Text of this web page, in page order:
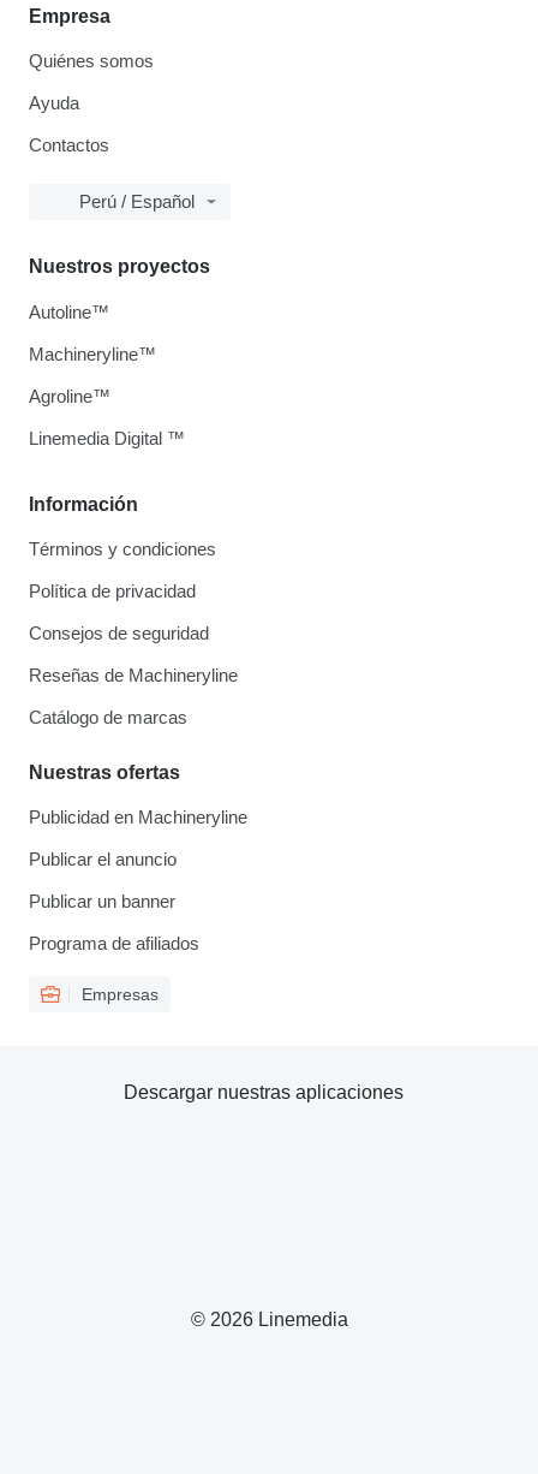
Empresa
Quiénes somos
Ayuda
Contactos
Perú / Español
Información
Términos y condiciones
Política de privacidad
Consejos de seguridad
Reseñas de Machineryline
Catálogo de marcas
Nuestras ofertas
Publicidad en Machineryline
Publicar el anuncio
Publicar un banner
Programa de afiliados
Empresas
Nuestros proyectos
Autoline™
Machineryline™
Agroline™
Linemedia Digital ™
© 2026 Linemedia
Descargar nuestras aplicaciones